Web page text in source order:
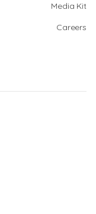
Media Kit
Careers